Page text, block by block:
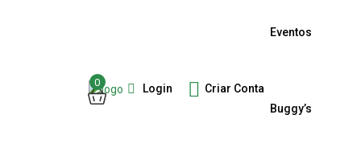
0 Login Criar Conta
Eventos
Buggy’s